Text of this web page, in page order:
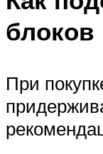
блоков
При